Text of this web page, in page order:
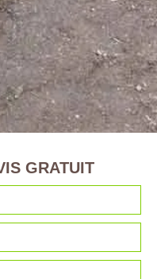
GRATUIT